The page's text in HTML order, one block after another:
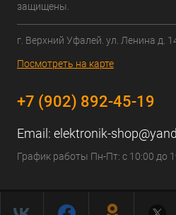
защищены.
г. Верхний Уфалей. ул. Ленина д.
Посмотреть на карте
+7 (902) 892-45-19
Email: elektronik-
График работы Пн-Пт: с 10:00 до